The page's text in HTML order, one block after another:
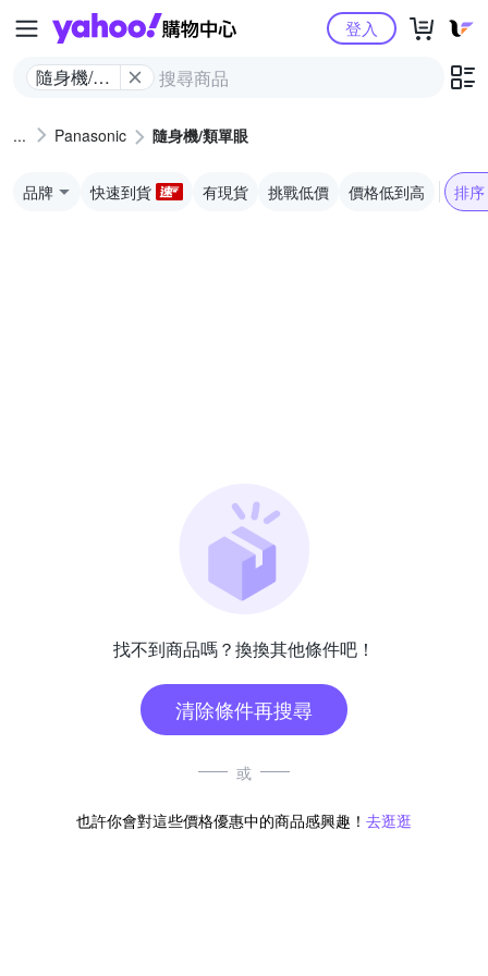
Yahoo購物中心
隨身機/類
登入
Panasonic 隨身機/類單眼
品牌 快速到貨 有現貨 挑戰低價 價格低到高 排序
找不到商品嗎？換換其他條件吧！
清除條件再搜尋
或
也許你會對這些價格優惠中的商品感興趣！ 去逛逛